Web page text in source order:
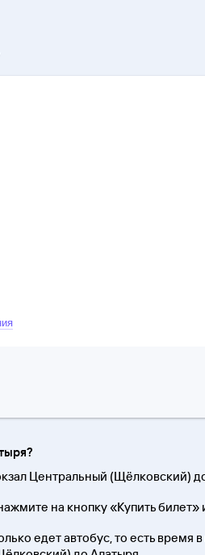
Центральный (Щёлковский)
на кнопку «Купить
едет автобус, то есть время